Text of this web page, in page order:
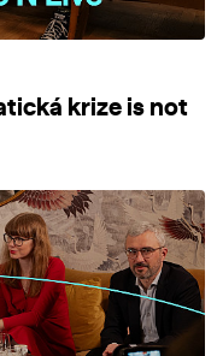
krize is not